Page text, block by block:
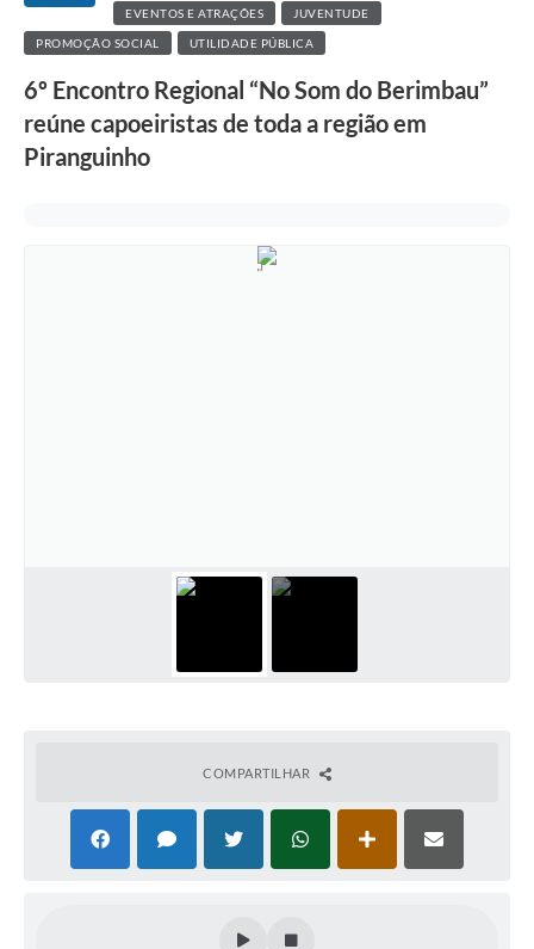
EVENTOS E ATRAÇÕES JUVENTUDE
PROMOÇÃO SOCIAL UTILIDADE PÚBLICA
6º Encontro Regional “No Som do Berimbau”
reúne capoeiristas de toda a região em
Piranguinho
COMPARTILHAR